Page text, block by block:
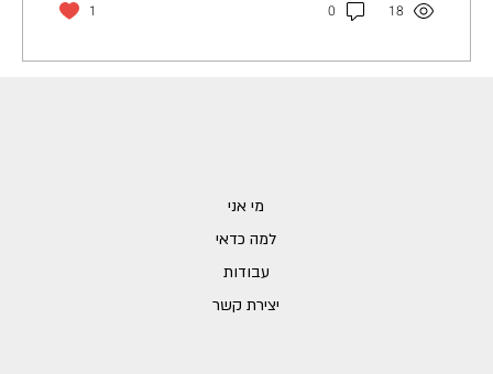
18
0
1
מי אני
למה כדאי
עבודות
יצירת קשר